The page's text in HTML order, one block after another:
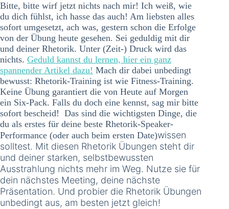
Bitte, bitte wirf jetzt nichts nach mir! Ich weiß, wie
du dich fühlst, ich hasse das auch! Am liebsten alles
sofort umgesetzt, ach was, gestern schon die Erfolge
von der Übung heute gesehen. Sei geduldig mit dir
und deiner Rhetorik. Unter (Zeit-) Druck wird das
nichts. Geduld kannst du lernen, hier ein ganz
spannender Artikel dazu! Mach dir dabei unbedingt
bewusst: Rhetorik-Training ist wie Fitness-Training.
Keine Übung garantiert die von Heute auf Morgen
ein Six-Pack. Falls du doch eine kennst, sag mir bitte
sofort bescheid! Das sind die wichtigsten Dinge, die
du als erstes für deine beste Rhetorik-Speaker-
Performance (oder auch beim ersten Date)wissen
solltest. Mit diesen Rhetorik Übungen steht dir
und deiner starken, selbstbewussten
Ausstrahlung nichts mehr im Weg. Nutze sie für
dein nächstes Meeting, deine nächste
Präsentation. Und probier die Rhetorik Übungen
unbedingt aus, am besten jetzt gleich!